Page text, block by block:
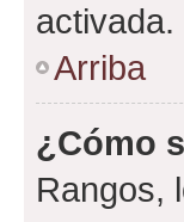
activada.
Arriba
¿Cómo
Rangos,